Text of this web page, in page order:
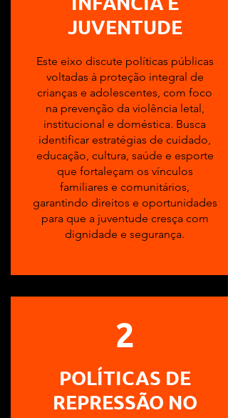
JUVENTUDE
Este eixo discute políticas públicas
voltadas à proteção integral de
crianças e adolescentes, com foco
na prevenção da violência letal,
institucional e doméstica. Busca
identificar estratégias de cuidado,
educação, cultura, saúde e esporte
que fortaleçam os vínculos
familiares e comunitários,
garantindo direitos e oportunidades
para que a juventude cresça com
dignidade e segurança.
2
POLÍTICAS DE
REPRESSÃO NO